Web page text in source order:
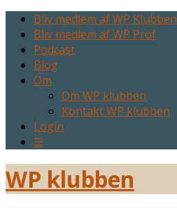
Bliv medlem af WP Klubben
Bliv medlem af WP Prof
Podcast
Blog
Om
Om WP klubben
Kontakt WP klubben
Login
☰
WP klubben